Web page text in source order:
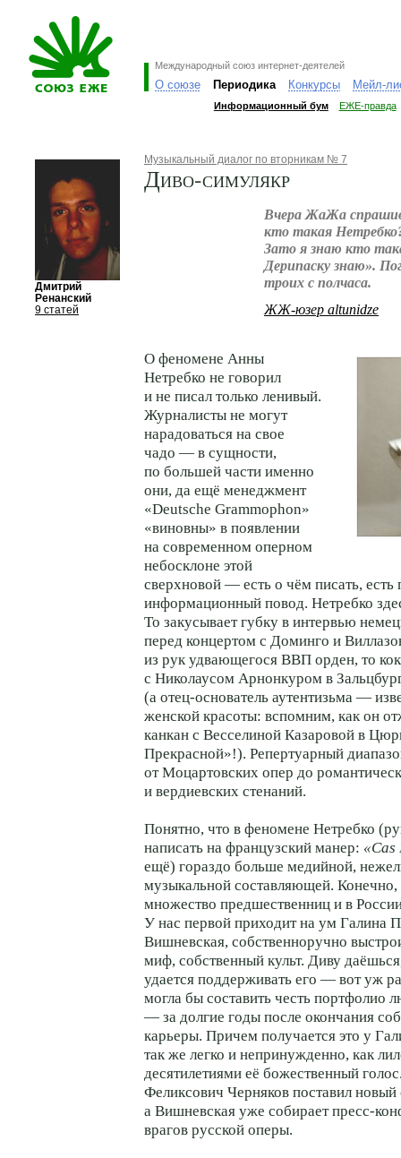
Международный союз интернет-деятелей
О союзе Периодика Конкурсы Мейл-
Информационный бум ЕЖЕ-правда
Дмитрий
Ренанский
9 статей
Музыкальный диалог по вторникам № 7
Диво-симулякр
Вчера ЖаЖа
кто такая
Зато я знаю кто
Дерипаску знаю».
троих с полчаса.
ЖЖ-юзер altunidze
О феномене Анны
Нетребко не говорил
и не писал только ленивый.
Журналисты не могут
нарадоваться на свое
чадо — в сущности,
по большей части именно
они, да ещё менеджмент
«Deutsche Grammophon»
«виновны» в появлении
на современном оперном
небосклоне этой
сверхновой — есть о чём писать, есть
информационный повод. Нетребко
То закусывает губку в интервью
перед концертом с Доминго и
из рук удвающегося ВВП орден, то
с Николаусом Арнонкуром в
(а отец-основатель аутентизьма —
женской красоты: вспомним, как он
канкан с Весселиной Казаровой в
Прекрасной»!). Репертуарный
от Моцартовских опер до
и вердиевских стенаний.
Понятно, что в феномене Нетребко
написать на французский манер: «Cas
ещё) гораздо больше медийной,
музыкальной составляющей.
множество предшественниц и в
У нас первой приходит на ум Галина
Вишневская, собственноручно
миф, собственный культ. Диву
удается поддерживать его — вот уж
могла бы составить честь портфолио
— за долгие годы после окончания
карьеры. Причем получается это у
так же легко и непринужденно, как
десятилетиями её божественный
Феликсович Черняков поставил
а Вишневская уже собираетпресс-
врагов русской оперы.